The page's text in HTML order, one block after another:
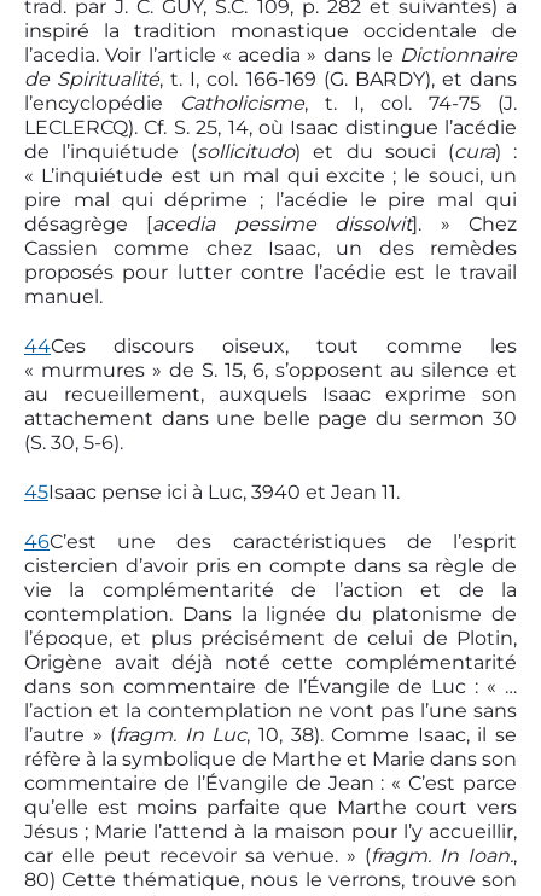
trad. par J. C. GUY, S.C. 109, p. 282 et suivantes) a
inspiré la tradition monastique occidentale de
l’acedia. Voir l’article « acedia » dans le Dictionnaire
de Spiritualité, t. I, col. 166-169 (G. BARDY), et dans
l’encyclopédie
Catholicisme, t. I, col. 74-75 (J.
LECLERCQ). Cf. S. 25, 14, où Isaac distingue l’acédie
de l’inquiétude (sollicitudo) et du souci (cura) :
« L’inquiétude est un mal qui excite ; le souci, un
pire mal qui déprime ; l’acédie le pire mal qui
désagrège [acedia pessime dissolvit]. » Chez
Cassien comme chez Isaac, un des remèdes
proposés pour lutter contre l’acédie est le travail
manuel.
44Ces discours oiseux, tout comme les
« murmures » de S. 15, 6, s’opposent au silence et
au recueillement, auxquels Isaac exprime son
attachement dans une belle page du sermon 30
(S. 30, 5-6).
45Isaac pense ici à Luc, 39­40 et Jean 11.
46C’est une des caractéristiques de l’esprit
cistercien d’avoir pris en compte dans sa règle de
vie la complémentarité de l’action et de la
contemplation. Dans la lignée du platonisme de
l’époque, et plus précisément de celui de Plotin,
Origène avait déjà noté cette complémentarité
dans son commentaire de l’Évangile de Luc : « …
l’action et la contemplation ne vont pas l’une sans
l’autre » (fragm. In Luc, 10, 38). Comme Isaac, il se
réfère à la symbolique de Marthe et Marie dans son
commentaire de l’Évangile de Jean : « C’est parce
qu’elle est moins parfaite que Marthe court vers
Jésus ; Marie l’attend à la maison pour l’y accueillir,
car elle peut recevoir sa venue. » (fragm. In Ioan.,
80) Cette thématique, nous le verrons, trouve son